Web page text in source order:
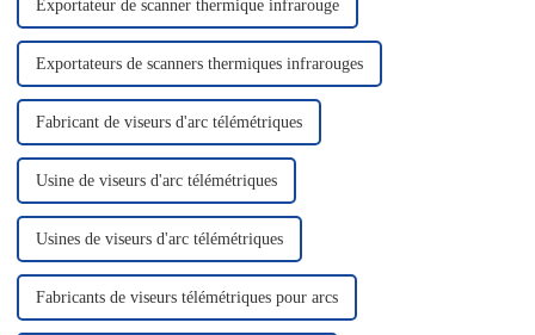
Exportateur de scanner thermique infrarouge
Exportateurs de scanners thermiques infrarouges
Fabricant de viseurs d'arc télémétriques
Usine de viseurs d'arc télémétriques
Usines de viseurs d'arc télémétriques
Fabricants de viseurs télémétriques pour arcs